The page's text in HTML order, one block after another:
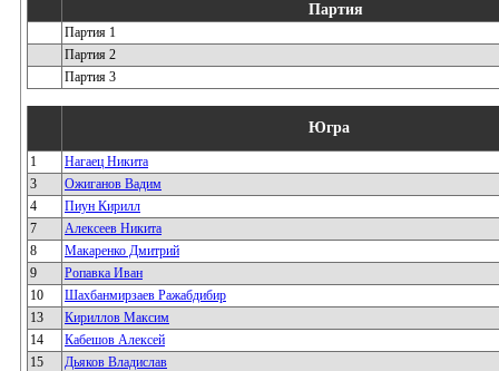
Партия
Партия 1
Партия 2
Партия 3
Югра
1
Нагаец Никита
3
Ожиганов Вадим
4
Пиун Кирилл
7
Алексеев Никита
8
Макаренко Дмитрий
9
Ропавка Иван
10
Шахбанмирзаев Ражабдибир
13
Кириллов Максим
14
Кабешов Алексей
15
Дьяков Владислав